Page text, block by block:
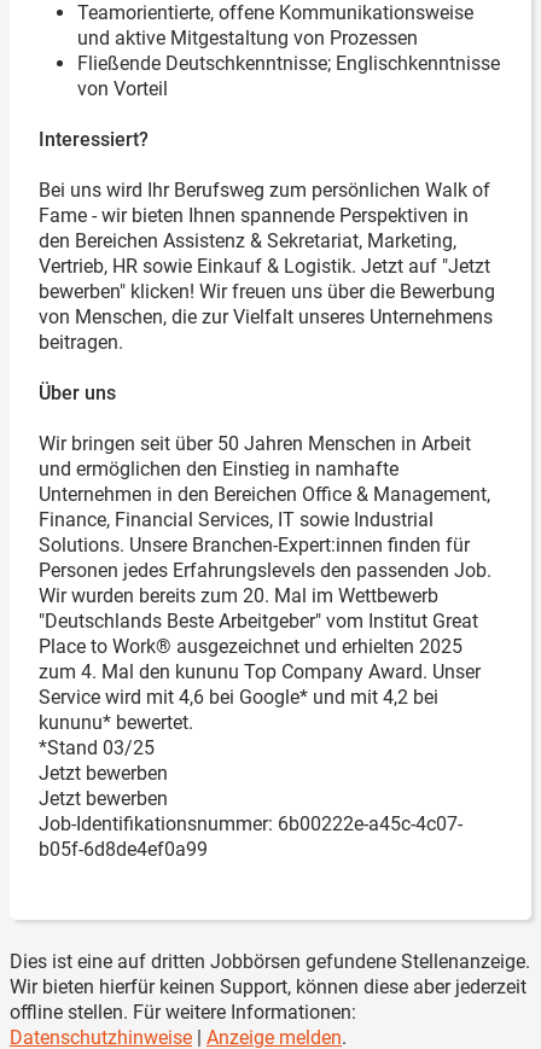
Teamorientierte, offene Kommunikationsweise
und aktive Mitgestaltung von Prozessen
Fließende Deutschkenntnisse; Englischkenntnisse
von Vorteil
Interessiert?
Bei uns wird Ihr Berufsweg zum persönlichen Walk of
Fame - wir bieten Ihnen spannende Perspektiven in
den Bereichen Assistenz & Sekretariat, Marketing,
Vertrieb, HR sowie Einkauf & Logistik. Jetzt auf "Jetzt
bewerben" klicken! Wir freuen uns über die Bewerbung
von Menschen, die zur Vielfalt unseres Unternehmens
beitragen.
Über uns
Wir bringen seit über 50 Jahren Menschen in Arbeit
und ermöglichen den Einstieg in namhafte
Unternehmen in den Bereichen Office & Management,
Finance, Financial Services, IT sowie Industrial
Solutions. Unsere Branchen-Expert:innen finden für
Personen jedes Erfahrungslevels den passenden Job.
Wir wurden bereits zum 20. Mal im Wettbewerb
"Deutschlands Beste Arbeitgeber" vom Institut Great
Place to Work® ausgezeichnet und erhielten 2025
zum 4. Mal den kununu Top Company Award. Unser
Service wird mit 4,6 bei Google* und mit 4,2 bei
kununu* bewertet.
*Stand 03/25
Jetzt bewerben
Jetzt bewerben
Job-Identifikationsnummer: 6b00222e-a45c-4c07-
b05f-6d8de4ef0a99
Dies ist eine auf dritten Jobbörsen gefundene Stellenanzeige.
Wir bieten hierfür keinen Support, können diese aber jederzeit
offline stellen. Für weitere Informationen:
Datenschutzhinweise | Anzeige melden.